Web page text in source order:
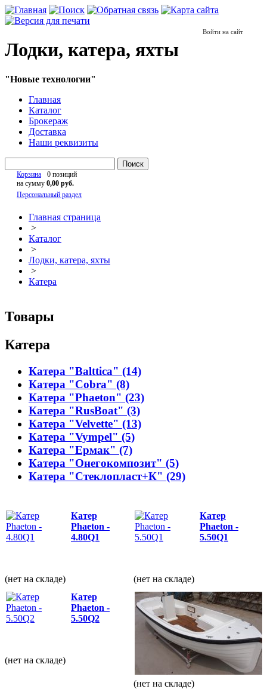
Войти на сайт
Лодки, катера, яхты
"Новые технологии"
Главная
Каталог
Брокераж
Доставка
Наши реквизиты
Поиск
Корзина
0 позиций
на сумму 0,00 руб.
Персональный раздел
Главная страница
>
Каталог
>
Лодки, катера, яхты
>
Катера
Товары
Катера
Катера "Balttica" (14)
Катера "Cobra" (8)
Катера "Phaeton" (23)
Катера "RusBoat" (3)
Катера "Velvette" (13)
Катера "Vympel" (5)
Катера "Ермак" (7)
Катера "Онегокомпозит" (5)
Катера "Стеклопласт+К" (29)
Катер
Phaeton -
4.80Q1
(нет на складе)
Катер
Phaeton -
5.50Q1
(нет на складе)
Катер
Phaeton -
5.50Q2
(нет на складе)
(нет на складе)